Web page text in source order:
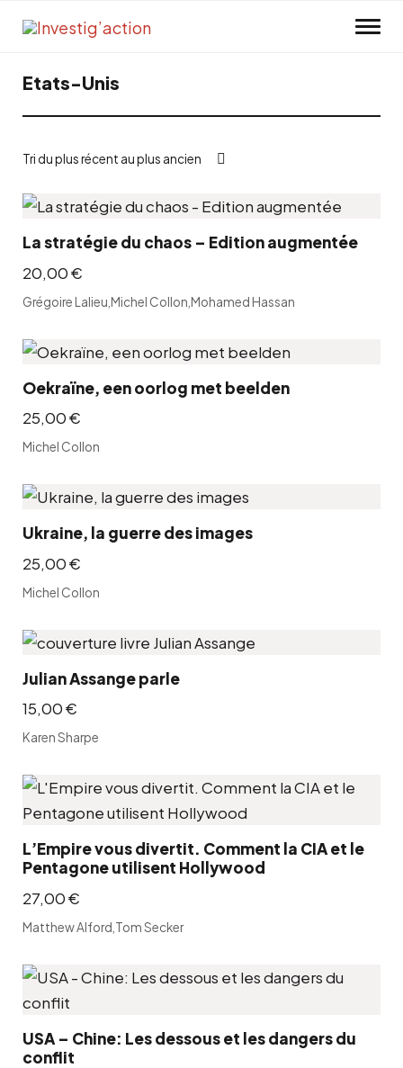
Etats-Unis
La stratégie du chaos – Edition augmentée
20,00€
Grégoire Lalieu Michel Collon Mohamed Hassan
Oekraïne, een oorlog met beelden
25,00€
Michel Collon
Ukraine, la guerre des images
25,00€
Michel Collon
Julian Assange parle
15,00€
Karen Sharpe
L’Empire vous divertit. Comment la CIA et le
Pentagone utilisent Hollywood
27,00€
Matthew Alford Tom Secker
USA – Chine: Les dessous et les dangers du
conflit